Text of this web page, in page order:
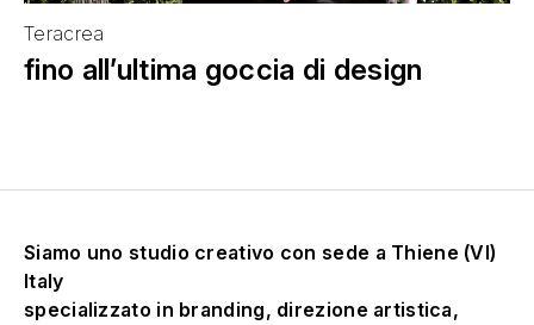
Teracrea
fino all’ultima goccia di design
Siamo uno studio creativo con sede a Thiene (VI)
Italy
specializzato in branding, direzione artistica,